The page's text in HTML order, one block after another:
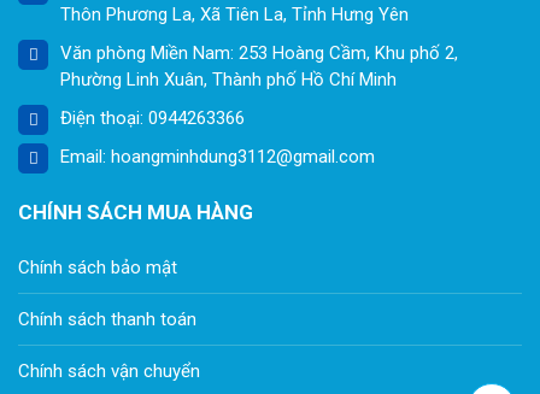
Thôn Phương La, Xã Tiên La, Tỉnh Hưng Yên
Văn phòng Miền Nam: 253 Hoàng Cầm, Khu phố 2,
Phường Linh Xuân, Thành phố Hồ Chí Minh
Điện thoại: 0944263366
Email: hoangminhdung3112@gmail.com
CHÍNH SÁCH MUA HÀNG
Chính sách bảo mật
Chính sách thanh toán
Chính sách vận chuyển